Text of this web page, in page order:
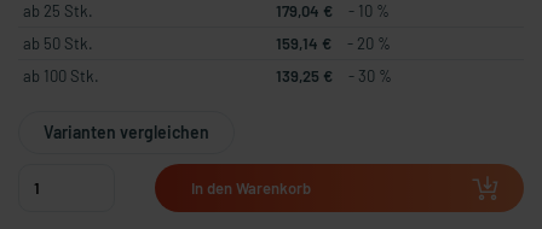
ab 25 Stk. 179,04 €
- 10 %
ab 50 Stk.
159,14 €
- 20 %
ab 100 Stk.
139,25 € - 30 %
Varianten vergleichen
In den Warenkorb